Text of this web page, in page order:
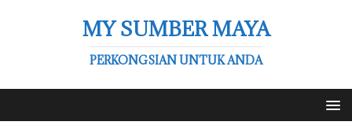
MY SUMBER MAYA
PERKONGSIAN UNTUK ANDA